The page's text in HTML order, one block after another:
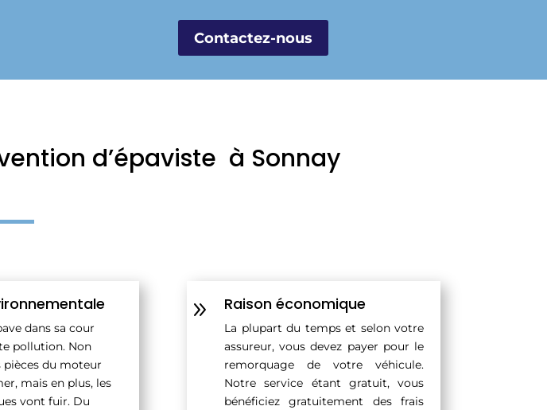
Contactez-nous
d’épaviste à Sonnay
dans sa cour
pollution. Non
pièces du moteur
mais en plus, les
vont fuir. Du
9 Raison économique
La plupart du temps et selon votre
assureur, vous devez payer pour le
remorquage de votre véhicule.
Notre service étant gratuit, vous
bénéficiez gratuitement des frais